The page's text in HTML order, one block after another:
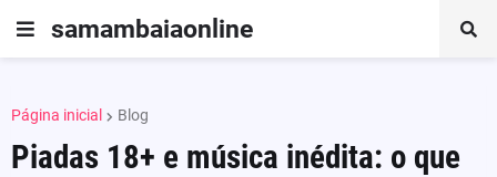
samambaiaonline
Página inicial Blog
Piadas 18+ e música inédita: o que